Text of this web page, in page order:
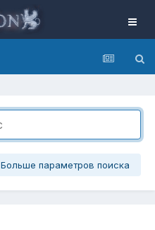
Больше параметров поиска